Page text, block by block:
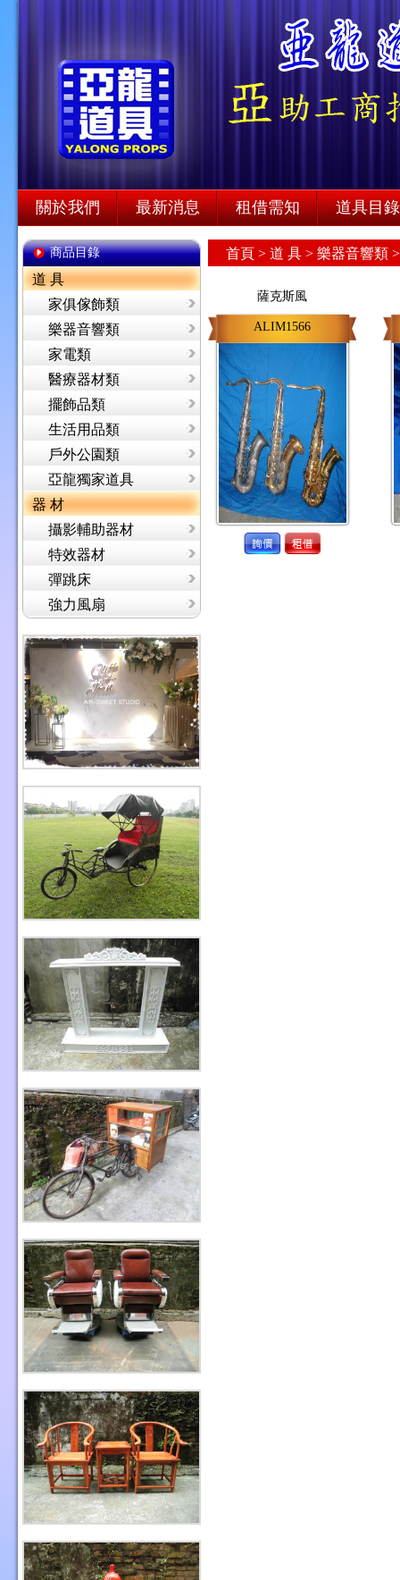
關於我們 最新消息 租借需知 道具目錄
商品目錄
道 具
家俱傢飾類
樂器音響類
家電類
醫療器材類
擺飾品類
生活用品類
戶外公園類
亞龍獨家道具
器 材
攝影輔助器材
特效器材
彈跳床
強力風扇
首頁 > 道 具 > 樂器音響類
薩克斯風
ALIM1566